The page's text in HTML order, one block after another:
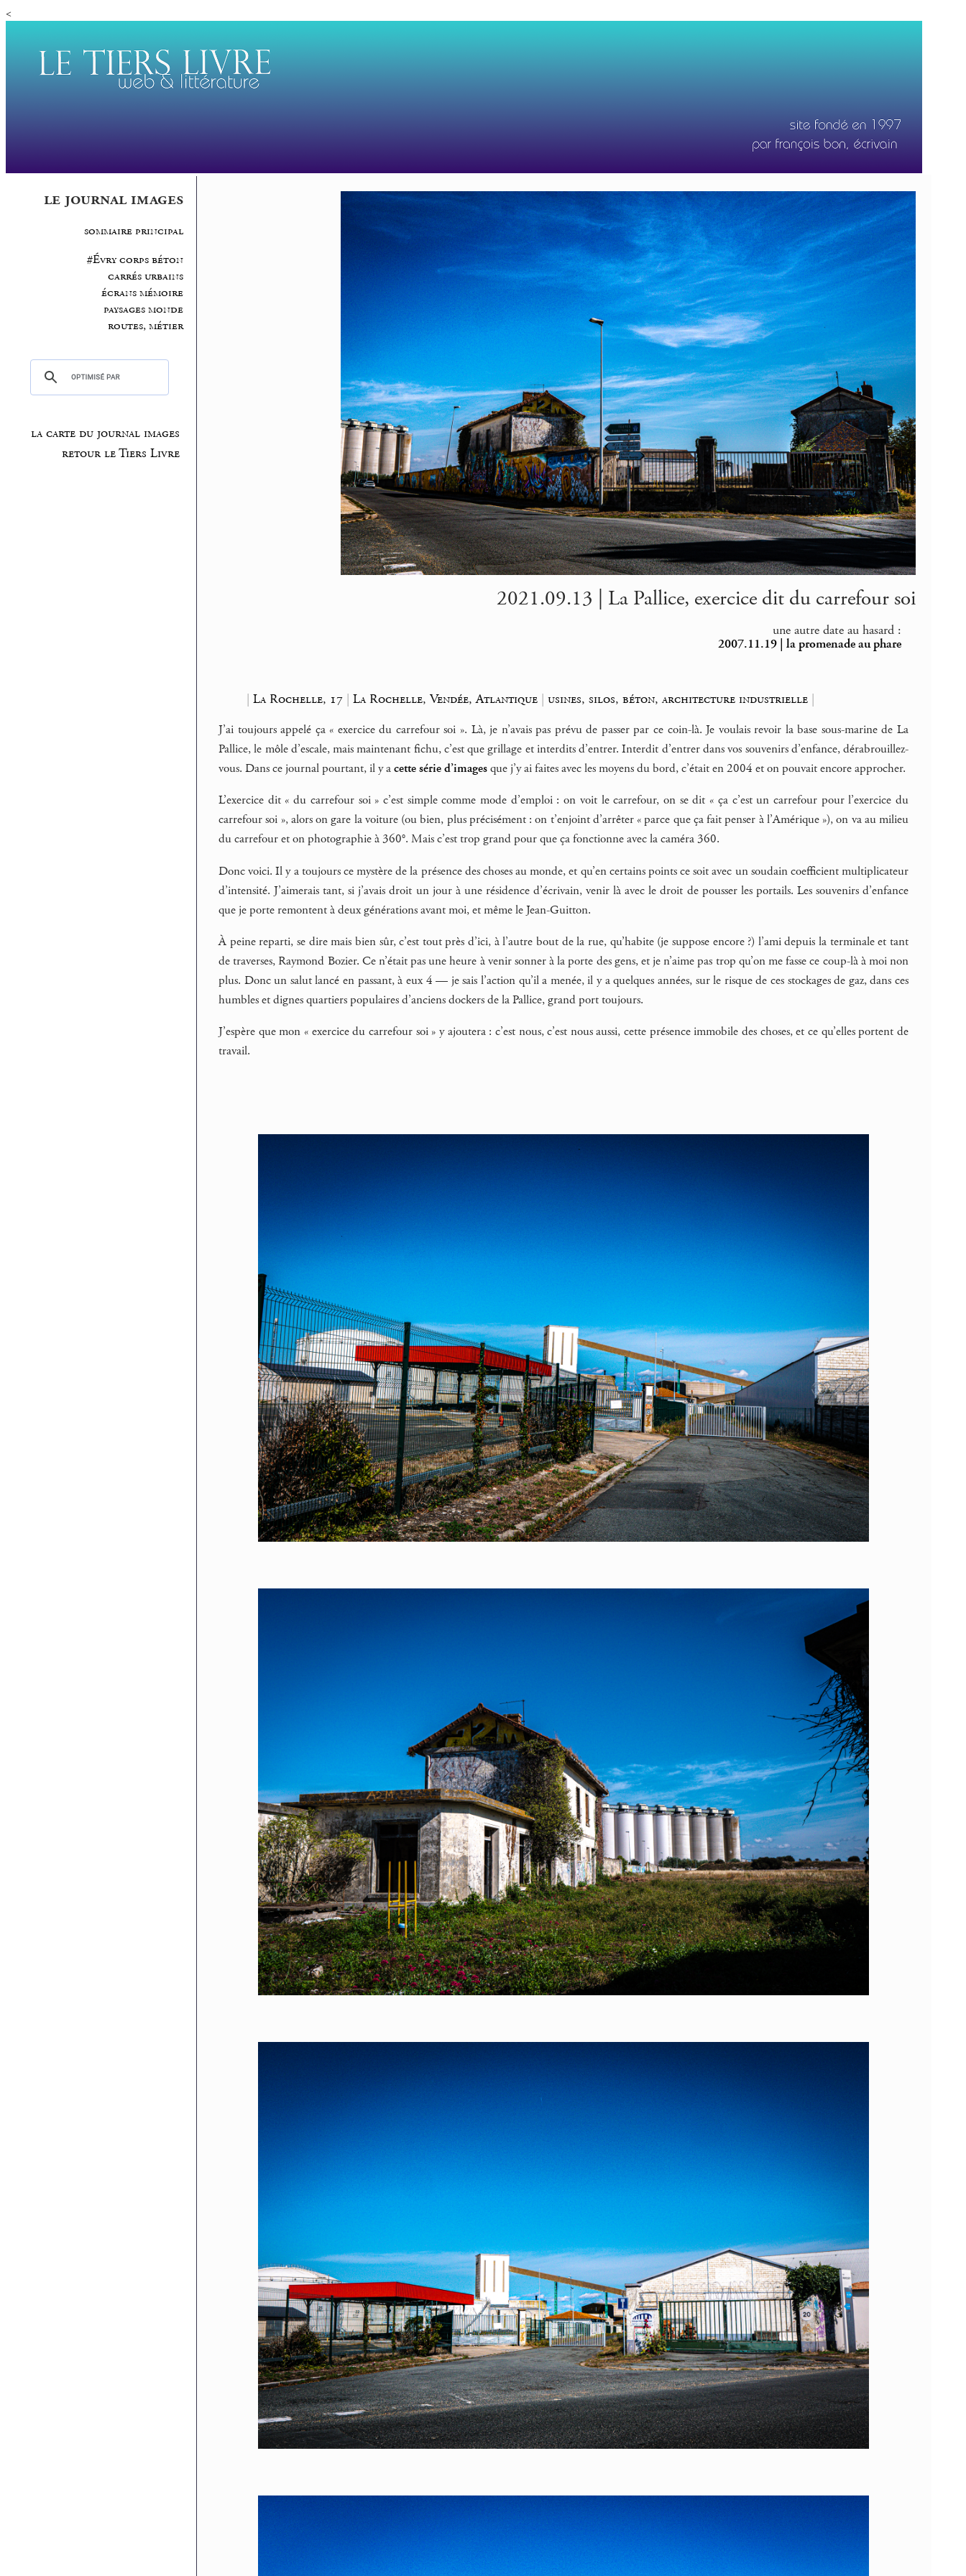
<
le journal images
sommaire principal
#Évry corps béton
carrés urbains
écrans mémoire
paysages monde
routes, métier
la carte du journal images
retour le Tiers Livre
2021.09.13 | La Pallice, exercice dit du carrefour soi
une autre date au hasard :
2007.11.19 | la promenade au phare
|La Rochelle, 17 |La Rochelle, Vendée, Atlantique |usines, silos, béton, architecture industrielle |
J’ai toujours appelé ça « exercice du carrefour soi ». Là, je n’avais pas prévu de passer par ce coin-là. Je voulais revoir la base sous-marine de La
Pallice, le môle d’escale, mais maintenant fichu, c’est que grillage et interdits d’entrer. Interdit d’entrer dans vos souvenirs d’enfance, dérabrouillez-
vous. Dans ce journal pourtant, il y acette série d’imagesque j’y ai faites avec les moyens du bord, c’était en 2004 et on pouvait encore approcher.
L’exercice dit « du carrefour soi » c’est simple comme mode d’emploi : on voit le carrefour, on se dit « ça c’est un carrefour pour l’exercice du
carrefour soi », alors on gare la voiture (ou bien, plus précisément : on t’enjoint d’arrêter « parce que ça fait penser à l’Amérique »), on va au milieu
du carrefour et on photographie à 360°. Mais c’est trop grand pour que ça fonctionne avec la caméra 360.
Donc voici. Il y a toujours ce mystère de la présence des choses au monde, et qu’en certains points ce soit avec un soudain coefficient multiplicateur
d’intensité. J’aimerais tant, si j’avais droit un jour à une résidence d’écrivain, venir là avec le droit de pousser les portails. Les souvenirs d’enfance
que je porte remontent à deux générations avant moi, et même le Jean-Guitton.
À peine reparti, se dire mais bien sûr, c’est tout près d’ici, à l’autre bout de la rue, qu’habite (je suppose encore ?) l’ami depuis la terminale et tant
de traverses, Raymond Bozier. Ce n’était pas une heure à venir sonner à la porte des gens, et je n’aime pas trop qu’on me fasse ce coup-là à moi non
plus. Donc un salut lancé en passant, à eux 4 — je sais l’action qu’il a menée, il y a quelques années, sur le risque de ces stockages de gaz, dans ces
humbles et dignes quartiers populaires d’anciens dockers de la Pallice, grand port toujours.
J’espère que mon « exercice du carrefour soi » y ajoutera : c’est nous, c’est nous aussi, cette présence immobile des choses, et ce qu’elles portent de
travail.